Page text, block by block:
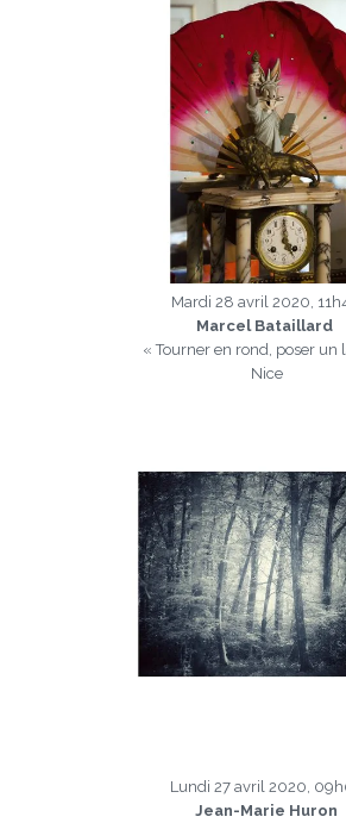
Mardi 28 avril 2020,
Marcel Bataillard
« Tourner en rond, poser un
Nice
Lundi 27 avril 2020,
Jean-Marie Huron